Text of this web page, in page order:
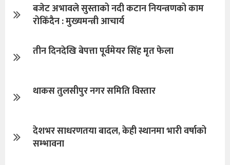
बजेट अभावले सुस्ताको नदी कटान नियन्त्रणको काम
रोकिँदैन : मुख्यमन्त्री आचार्य
तीन दिनदेखि बेपत्ता पूर्वमेयर सिंह मृत फेला
थाकस तुलसीपुर नगर समिति विस्तार
देशभर साधरणतया बादल, केही स्थानमा भारी वर्षाको
सम्भावना